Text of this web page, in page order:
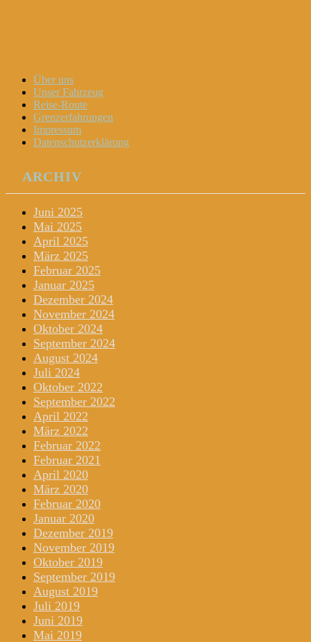
Menu
Widgets
Search
Skip
content
Über uns
Unser Fahrzeug
Reise-Route
Grenzerfahrungen
Impressum
Datenschutzerklärung
ARCHIV
Juni 2025
Mai 2025
April 2025
März 2025
Februar 2025
Januar 2025
Dezember 2024
November 2024
Oktober 2024
September 2024
August 2024
Juli 2024
Oktober 2022
September 2022
April 2022
März 2022
Februar 2022
Februar 2021
April 2020
März 2020
Februar 2020
Januar 2020
Dezember 2019
November 2019
Oktober 2019
September 2019
August 2019
Juli 2019
Juni 2019
Mai 2019